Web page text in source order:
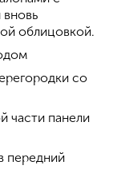
облицовкой.
со
части панели
передний